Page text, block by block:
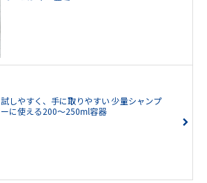
試しやすく、手に取りやすい 少量シャンプ
ーに使える200〜250ml容器